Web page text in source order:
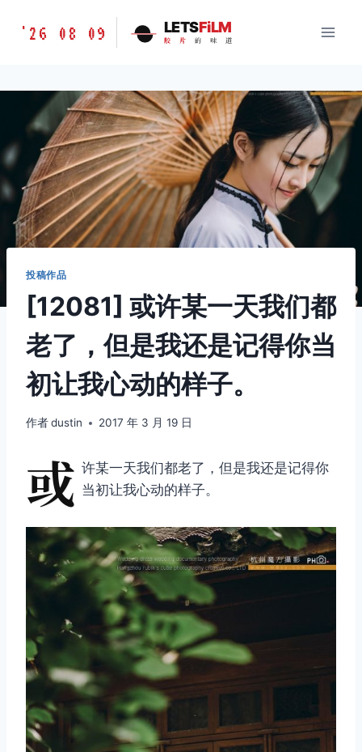
胶
味
LETSFILM
'26 08 09 LETSFiLM
胶 片 的 味 道
投稿作品
[12081] 或许某一天我们都
老了，但是我还是记得你当
初让我心动的样子。
作者dustin 2017 年 3 月 19 日
或 许某一天我们都老了，但是我还是记得你
当初让我心动的样子。